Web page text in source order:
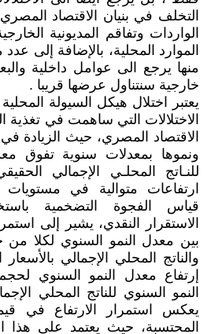
التخلف في بنيان الاقتصاد
الواردات وتفاقم المديونية
الموارد المحلية، بالإضافة إلى
منها يرجع الى عوامل داخلية
خارجية سنتناول عرضها قريبا .
يعتبر اختلال هيكل السيولة
الاختلالات التي ساهمت في
الاقتصاد المصري، حيث الزيادة في
ونموها بمعدلات سنوية تفوق
للنـاتج المحلـي الإجمالي
ارتفاعات متوالية في
قياس الفجوة التضخمية
الاستقرار النقدي، يشير إلى
بين معدل النمو السنوي لكلا من
والناتج المحلي الإجمالي بالأسعار
إرتفاع معدل النمو السنوي
النمو السنوي للناتج المحلي
يعكس استمرار الارتفاع في
المحتسبة، حيث يعتمد على هذا